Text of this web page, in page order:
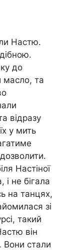
Настю.
до
масло, та
відразу
у мить
Настіної
не бігала
на танцях,
зі
такий
він
Вони стали